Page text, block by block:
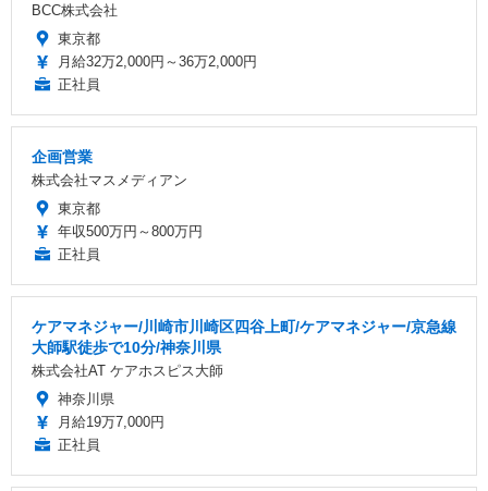
BCC株式会社
東京都
月給32万2,000円～36万2,000円
正社員
企画営業
株式会社マスメディアン
東京都
年収500万円～800万円
正社員
ケアマネジャー/川崎市川崎区四谷上町/ケアマネジャー/京急線
大師駅徒歩で10分/神奈川県
株式会社AT ケアホスピス大師
神奈川県
月給19万7,000円
正社員